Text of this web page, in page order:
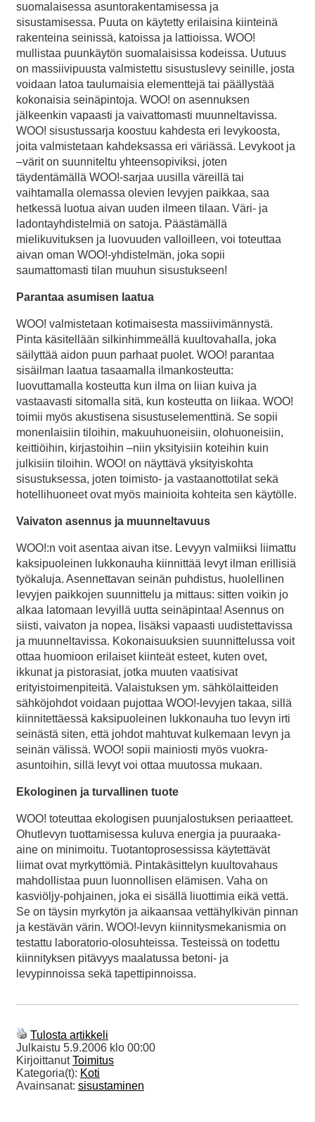
suomalaisessa asuntorakentamisessa ja
sisustamisessa. Puuta on käytetty erilaisina kiinteinä
rakenteina seinissä, katoissa ja lattioissa. WOO!
mullistaa puunkäytön suomalaisissa kodeissa. Uutuus
on massiivipuusta valmistettu sisustuslevy seinille, josta
voidaan latoa taulumaisia elementtejä tai päällystää
kokonaisia seinäpintoja. WOO! on asennuksen
jälkeenkin vapaasti ja vaivattomasti muunneltavissa.
WOO! sisustussarja koostuu kahdesta eri levykoosta,
joita valmistetaan kahdeksassa eri väriässä. Levykoot ja
–värit on suunniteltu yhteensopiviksi, joten
täydentämällä WOO!-sarjaa uusilla väreillä tai
vaihtamalla olemassa olevien levyjen paikkaa, saa
hetkessä luotua aivan uuden ilmeen tilaan. Väri- ja
ladontayhdistelmiä on satoja. Päästämällä
mielikuvituksen ja luovuuden valloilleen, voi toteuttaa
aivan oman WOO!-yhdistelmän, joka sopii
saumattomasti tilan muuhun sisustukseen!
Parantaa asumisen laatua
WOO! valmistetaan kotimaisesta massiivimännystä.
Pinta käsitellään silkinhimmeällä kuultovahalla, joka
säilyttää aidon puun parhaat puolet. WOO! parantaa
sisäilman laatua tasaamalla ilmankosteutta:
luovuttamalla kosteutta kun ilma on liian kuiva ja
vastaavasti sitomalla sitä, kun kosteutta on liikaa. WOO!
toimii myös akustisena sisustuselementtinä. Se sopii
monenlaisiin tiloihin, makuuhuoneisiin, olohuoneisiin,
keittiöihin, kirjastoihin –niin yksityisiin koteihin kuin
julkisiin tiloihin. WOO! on näyttävä yksityiskohta
sisustuksessa, joten toimisto- ja vastaanottotilat sekä
hotellihuoneet ovat myös mainioita kohteita sen käytölle.
Vaivaton asennus ja muunneltavuus
WOO!:n voit asentaa aivan itse. Levyyn valmiiksi liimattu
kaksipuoleinen lukkonauha kiinnittää levyt ilman erillisiä
työkaluja. Asennettavan seinän puhdistus, huolellinen
levyjen paikkojen suunnittelu ja mittaus: sitten voikin jo
alkaa latomaan levyillä uutta seinäpintaa! Asennus on
siisti, vaivaton ja nopea, lisäksi vapaasti uudistettavissa
ja muunneltavissa. Kokonaisuuksien suunnittelussa voit
ottaa huomioon erilaiset kiinteät esteet, kuten ovet,
ikkunat ja pistorasiat, jotka muuten vaatisivat
erityistoimenpiteitä. Valaistuksen ym. sähkölaitteiden
sähköjohdot voidaan pujottaa WOO!-levyjen takaa, sillä
kiinnitettäessä kaksipuoleinen lukkonauha tuo levyn irti
seinästä siten, että johdot mahtuvat kulkemaan levyn ja
seinän välissä. WOO! sopii mainiosti myös vuokra-
asuntoihin, sillä levyt voi ottaa muutossa mukaan.
Ekologinen ja turvallinen tuote
WOO! toteuttaa ekologisen puunjalostuksen periaatteet.
Ohutlevyn tuottamisessa kuluva energia ja puuraaka-
aine on minimoitu. Tuotantoprosessissa käytettävät
liimat ovat myrkyttömiä. Pintakäsittelyn kuultovahaus
mahdollistaa puun luonnollisen elämisen. Vaha on
kasviöljy-pohjainen, joka ei sisällä liuottimia eikä vettä.
Se on täysin myrkytön ja aikaansaa vettähylkivän pinnan
ja kestävän värin. WOO!-levyn kiinnitysmekanismia on
testattu laboratorio-olosuhteissa. Testeissä on todettu
kiinnityksen pitävyys maalatussa betoni- ja
levypinnoissa sekä tapettipinnoissa.
Tulosta artikkeli
Julkaistu 5.9.2006 klo 00:00
KirjoittanutToimitus
Kategoria(t): Koti
Avainsanat: sisustaminen